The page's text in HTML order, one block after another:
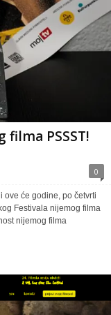
filma PSSST!
0
ove će godine, po četvrti
Festivala nijemog filma
nijemog filma